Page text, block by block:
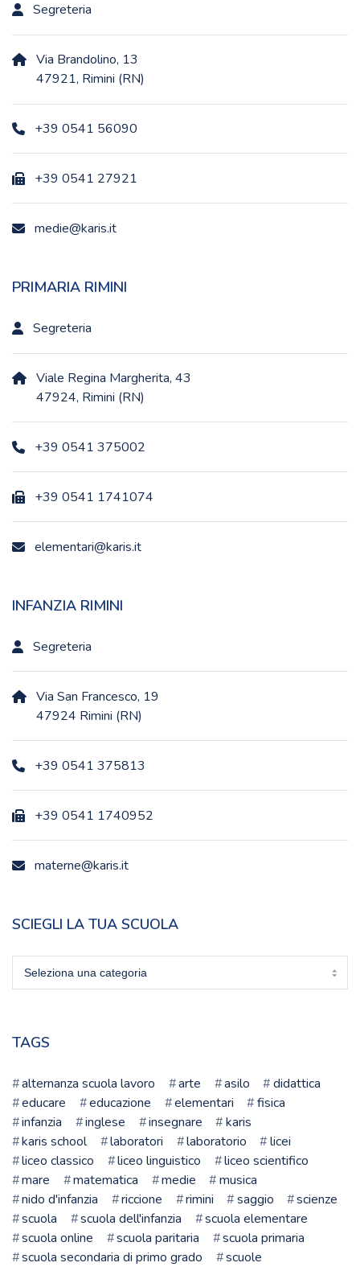
Segreteria
Via Brandolino, 13
47921, Rimini (RN)
+39 0541 56090
+39 0541 27921
medie@karis.it
PRIMARIA RIMINI
Segreteria
Viale Regina Margherita, 43
47924, Rimini (RN)
+39 0541 375002
+39 0541 1741074
elementari@karis.it
INFANZIA RIMINI
Segreteria
Via San Francesco, 19
47924 Rimini (RN)
+39 0541 375813
+39 0541 1740952
materne@karis.it
SCIEGLI LA TUA SCUOLA
Sciegli
TAGS
alternanza scuola lavoro arte asilo
didattica
educare
educazione elementari
fisica
infanzia
inglese insegnare
karis
karis school
laboratori laboratorio
licei
liceo classico
liceo linguistico
liceo scientifico
mare
matematica medie
musica
nido d'infanzia
riccione rimini saggio
scienze
scuola
scuola dell'infanzia
scuola elementare
scuola online
scuola paritaria
scuola primaria
scuola secondaria di primo grado
scuole